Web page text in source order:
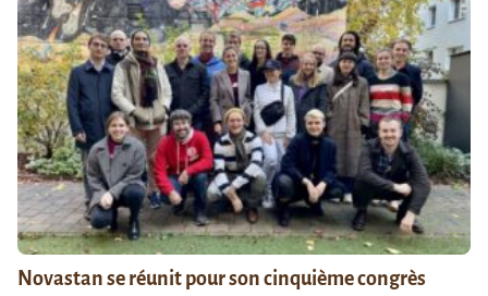
Novastan se réunit pour son cinquième congrès